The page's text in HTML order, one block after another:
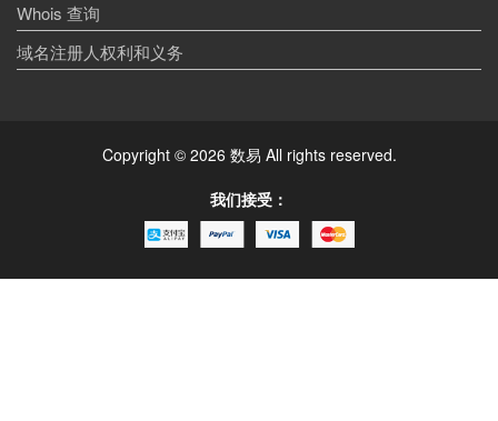
Whois 查询
域名注册人权利和义务
Copyright © 2026 数易 All rights reserved.
我们接受：